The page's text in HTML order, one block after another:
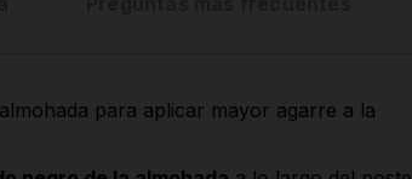
para aplicar mayor agarre a la